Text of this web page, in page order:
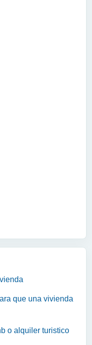
que una vivienda
o alquiler turistico